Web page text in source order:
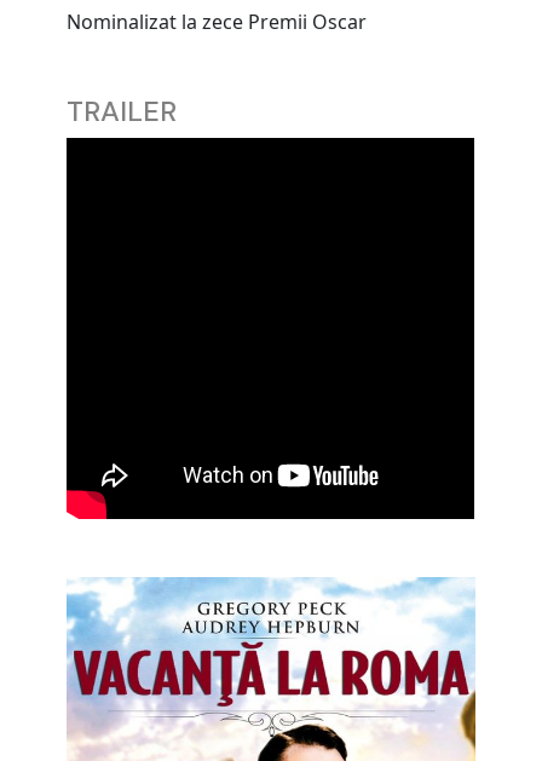
Nominalizat la zece Premii Oscar
TRAILER